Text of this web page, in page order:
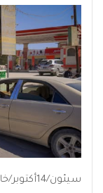
سيئون/14أكتوبر/خاص: